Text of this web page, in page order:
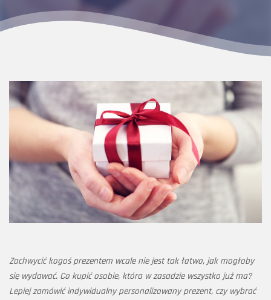
Zachwycić kogoś prezentem wcale nie jest tak łatwo, jak mogłoby
się wydawać. Co kupić osobie, która w zasadzie wszystko już ma?
Lepiej zamówić indywidualny personalizowany prezent, czy wybrać